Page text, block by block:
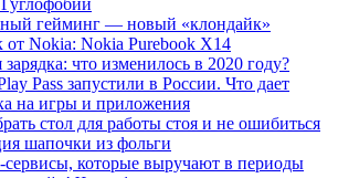
гейминг — новый «клондайк»
от Nokia: Nokia Purebook X14
зарядка: что изменилось в 2020 году?
Pass запустили в России. Что дает
на игры и приложения
стол для работы стоя и не ошибиться
шапочки из фольги
которые выручают в периоды